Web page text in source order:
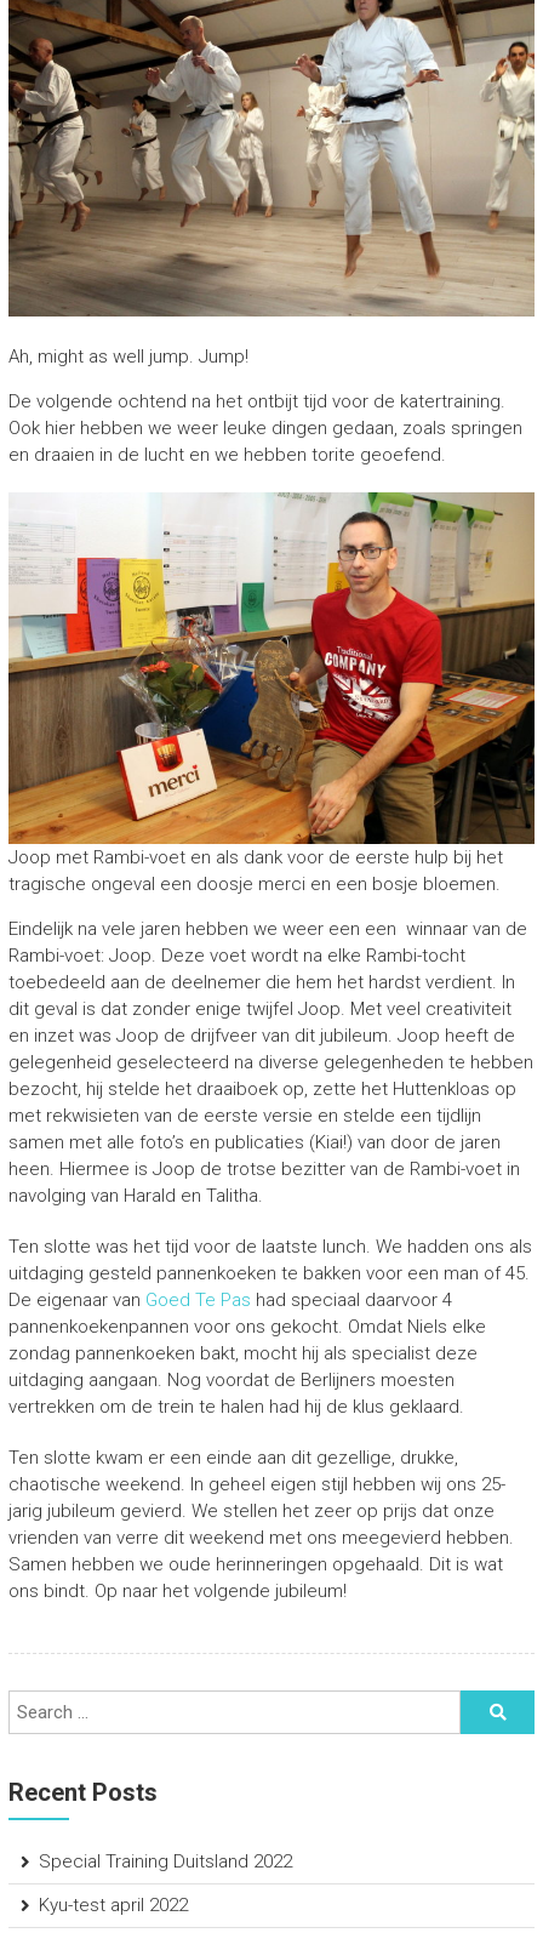
Ah, might as well jump. Jump!
De volgende ochtend na het ontbijt tijd voor de katertraining.
Ook hier hebben we weer leuke dingen gedaan, zoals springen
en draaien in de lucht en we hebben torite geoefend.
Joop met Rambi-voet en als dank voor de eerste hulp bij het
tragische ongeval een doosje merci en een bosje bloemen.
Eindelijk na vele jaren hebben we weer een een winnaar van de
Rambi-voet: Joop. Deze voet wordt na elke Rambi-tocht
toebedeeld aan de deelnemer die hem het hardst verdient. In
dit geval is dat zonder enige twijfel Joop. Met veel creativiteit
en inzet was Joop de drijfveer van dit jubileum. Joop heeft de
gelegenheid geselecteerd na diverse gelegenheden te hebben
bezocht, hij stelde het draaiboek op, zette het Huttenkloas op
met rekwisieten van de eerste versie en stelde een tijdlijn
samen met alle foto’s en publicaties (Kiai!) van door de jaren
heen. Hiermee is Joop de trotse bezitter van de Rambi-voet in
navolging van Harald en Talitha.
Ten slotte was het tijd voor de laatste lunch. We hadden ons als
uitdaging gesteld pannenkoeken te bakken voor een man of 45.
De eigenaar van Goed Te Pas had speciaal daarvoor 4
pannenkoekenpannen voor ons gekocht. Omdat Niels elke
zondag pannenkoeken bakt, mocht hij als specialist deze
uitdaging aangaan. Nog voordat de Berlijners moesten
vertrekken om de trein te halen had hij de klus geklaard.
Ten slotte kwam er een einde aan dit gezellige, drukke,
chaotische weekend. In geheel eigen stijl hebben wij ons 25-
jarig jubileum gevierd. We stellen het zeer op prijs dat onze
vrienden van verre dit weekend met ons meegevierd hebben.
Samen hebben we oude herinneringen opgehaald. Dit is wat
ons bindt. Op naar het volgende jubileum!
Recent Posts
Special Training Duitsland 2022
Kyu-test april 2022